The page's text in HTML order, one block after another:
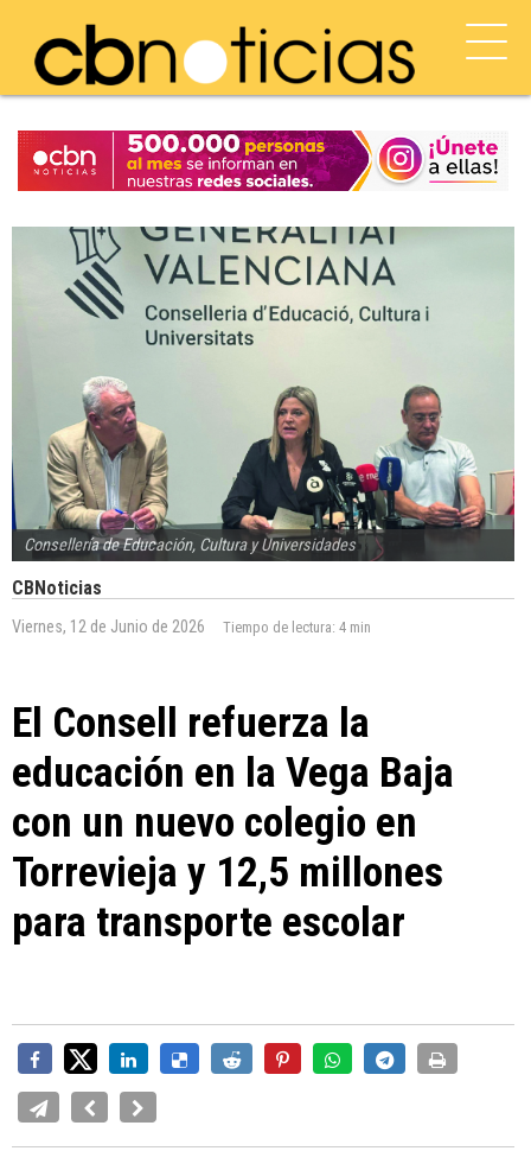
Consellería de Educación, Cultura y Universidades
CBNoticias
Viernes, 12 de Junio de 2026 Tiempo de lectura: 4 min
El Consell refuerza la
educación en la Vega Baja
con un nuevo colegio en
Torrevieja y 12,5 millones
para transporte escolar